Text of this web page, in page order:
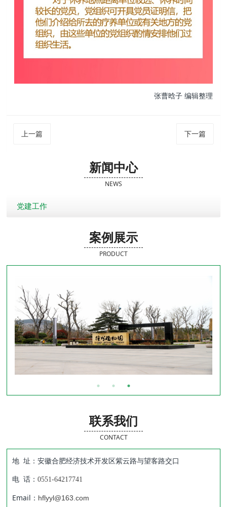
张曹晗子 编辑整理
上一篇 下一篇
新闻中心
NEWS
党建工作
案例展示
PRODUCT
联系我们
CONTACT
地 址：安徽合肥经济技术开发区紫云路与望客路交口
电 话：0551-64217741
Email： hflyyl@163.com